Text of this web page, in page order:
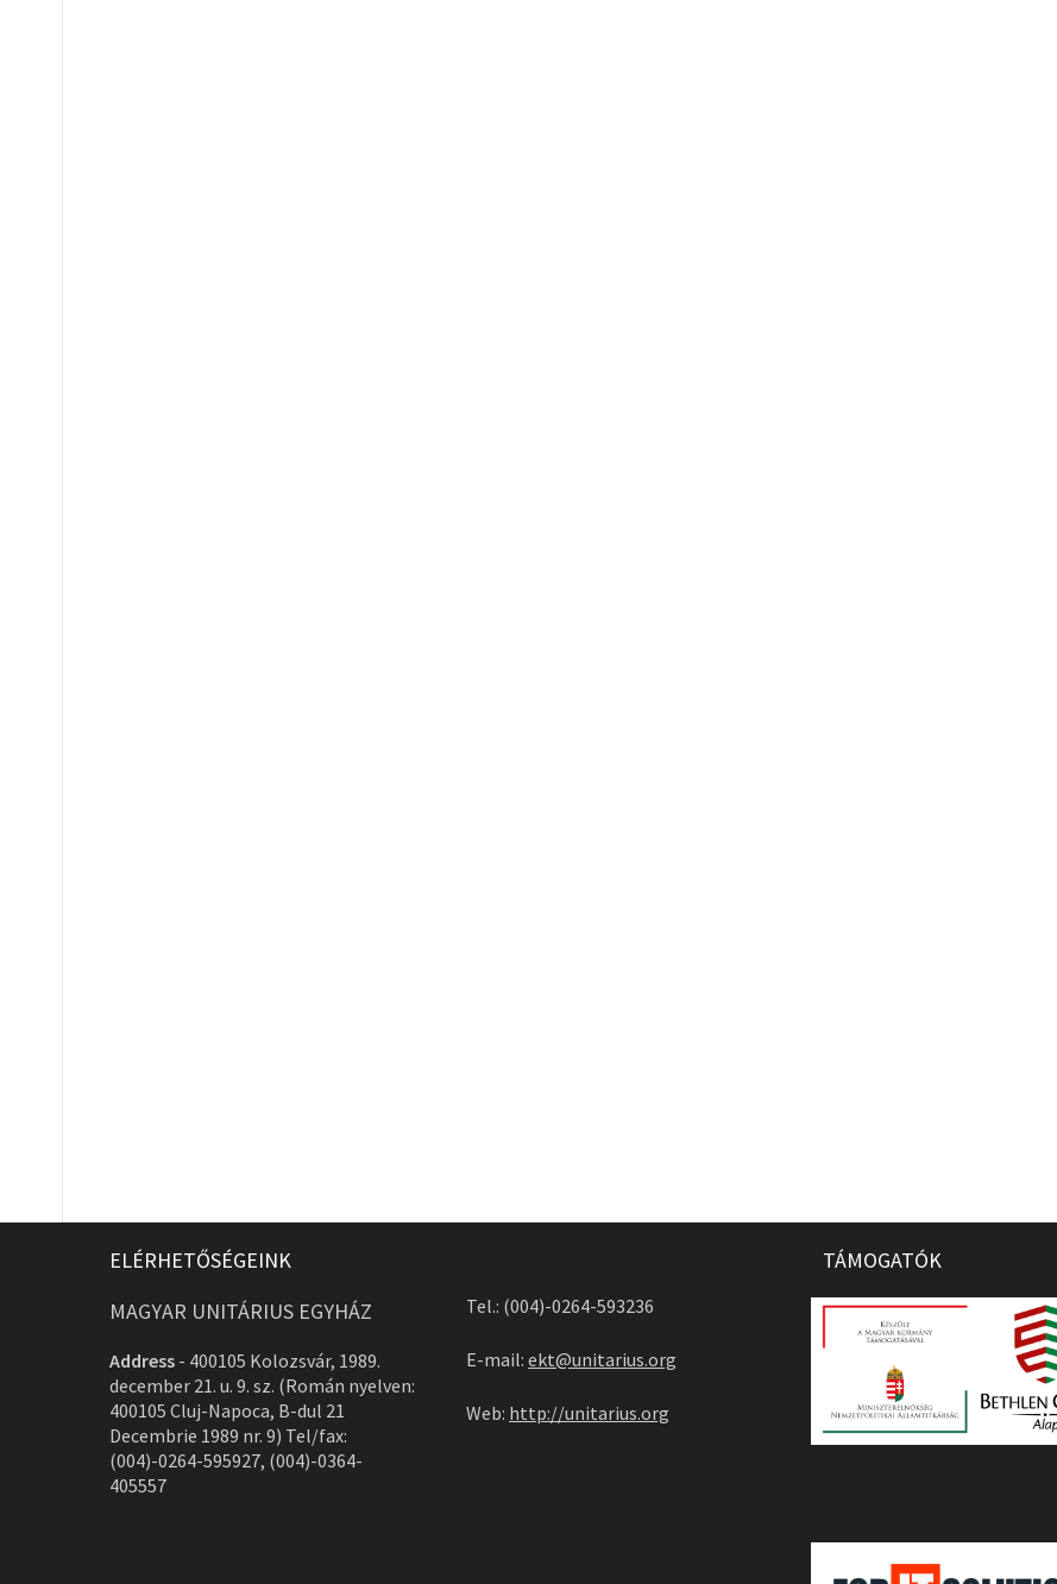
ELÉRHETŐSÉGEINK
MAGYAR UNITÁRIUS EGYHÁZ
Address - 400105 Kolozsvár, 1989.
december 21. u. 9. sz. (Román nyelven:
400105 Cluj-Napoca, B-dul 21
Decembrie 1989 nr. 9) Tel/fax:
(004)-0264-595927, (004)-0364-
405557
Tel.: (004)-0264-593236
E-mail: ekt@unitarius.org
Web: http://unitarius.org
TÁMOGATÓK